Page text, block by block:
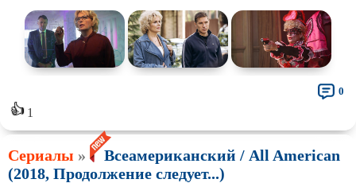
👍 1
0
Сериалы »
Всеамериканский / All American
(2018, Продолжение следует...)